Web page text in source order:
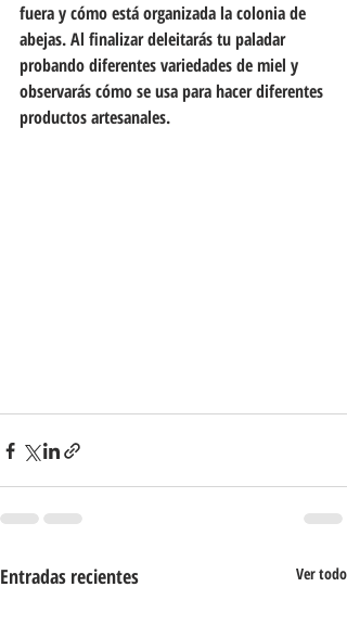
fuera y cómo está organizada la colonia de
abejas. Al finalizar deleitarás tu paladar
probando diferentes variedades de miel y
observarás cómo se usa para hacer diferentes
productos artesanales.
Entradas recientes Ver todo